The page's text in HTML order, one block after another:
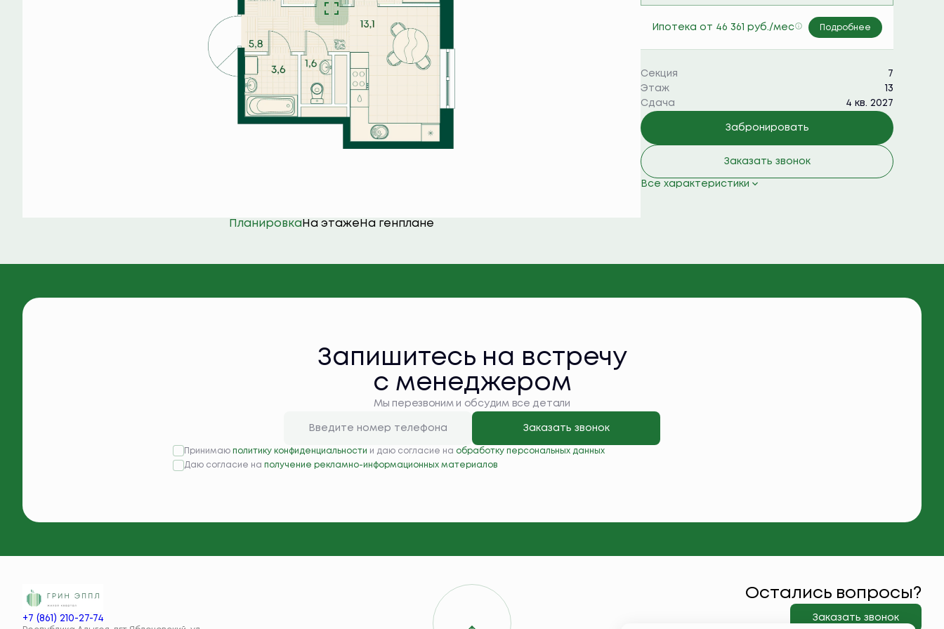
Планировка На этаже На генплане
Ипотека от 46 361 руб./мес Подробнее
Секция
7
Этаж
13
Сдача
4 кв. 2027
Забронировать
Заказать звонок
Все характеристики
Запишитесь на встречу
с менеджером
Мы перезвоним и обсудим все детали
Заказать звонок
Принимаю политику конфиденциальности и даю согласие на обработку персональных данных
Даю согласие на
получение рекламно-информационных материалов
+7 (861) 210-27-74
Остались вопросы?
Заказать звонок